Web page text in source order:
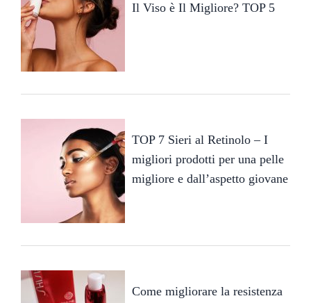
Il Viso è Il Migliore? TOP 5
TOP 7 Sieri al Retinolo – I
migliori prodotti per una pelle
migliore e dall’aspetto giovane
Come migliorare la resistenza